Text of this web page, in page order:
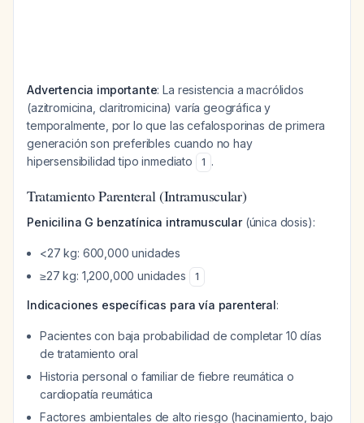
Advertencia importante: La resistencia a macrólidos
(azitromicina, claritromicina) varía geográfica y
temporalmente, por lo que las cefalosporinas de primera
generación son preferibles cuando no hay
hipersensibilidad tipo inmediato
1 .
Tratamiento Parenteral (Intramuscular)
Penicilina G benzatínica intramuscular(única dosis):
<27 kg: 600,000 unidades
≥27 kg: 1,200,000 unidades
1
Indicaciones específicas para vía parenteral:
Pacientes con baja probabilidad de completar 10 días
de tratamiento oral
Historia personal o familiar de fiebre reumática o
cardiopatía reumática
Factores ambientales de alto riesgo (hacinamiento, bajo